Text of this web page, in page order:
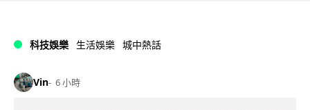
科技娛樂 生活娛樂 城中熱話
Vin 6 小時